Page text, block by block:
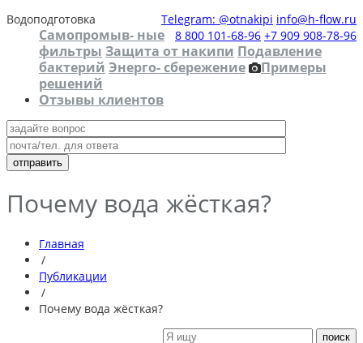
Водоподготовка Telegram: @otnakipi info@h-flow.ru
8 800 101-68-96 +7 909 908-78-96
Самопромыв- ные
фильтры Защита от накипи Подавление
бактерий Энерго- сбережение
Примеры
решений
Отзывы клиентов
Почему вода жёсткая?
Главная
/
Публикации
/
Почему вода жёсткая?